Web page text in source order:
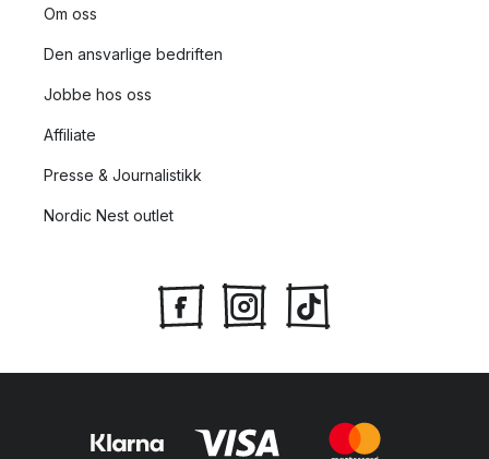
Om oss
Den ansvarlige bedriften
Jobbe hos oss
Affiliate
Presse & Journalistikk
Nordic Nest outlet